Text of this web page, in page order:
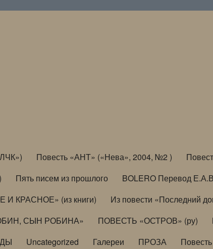
Повесть «АНТ» («Нева», 2004, №2 )
Пять писем из прошлого BOLERO Перевод
И КРАСНОЕ» (из книги) Из повести «Последний
СЫН РОБИНА» ПОВЕСТЬ «ОСТРОВ» (ру)
Uncategorized Галереи ПРОЗА